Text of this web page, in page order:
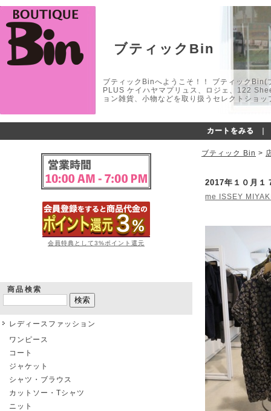
ブティックBin
ブティックBinへようこそ！！ ブティック
PLUS ケイハヤマプリュス、ロジェ、122
ョン雑貨、小物などを取り扱うセレクトショ
カートをみる
会員特典として3%ポイント還元
商品検索
レディースファッション
ワンピース
コート
ジャケット
シャツ・ブラウス
カットソー・Tシャツ
ニット
ブティック Bin >
2017年１０月１
me ISSEY